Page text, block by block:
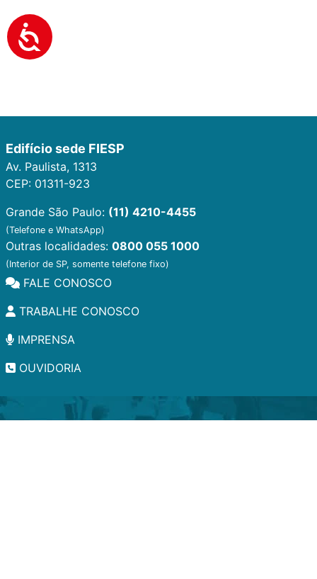
Edifício sede FIESP
Av. Paulista, 1313
CEP: 01311-923
Grande São Paulo: (11) 4210-4455
(Telefone e WhatsApp)
Outras localidades: 0800 055 1000
(Interior de SP, somente telefone fixo)
FALE CONOSCO
TRABALHE CONOSCO
IMPRENSA
OUVIDORIA
INSTITUCIONAL